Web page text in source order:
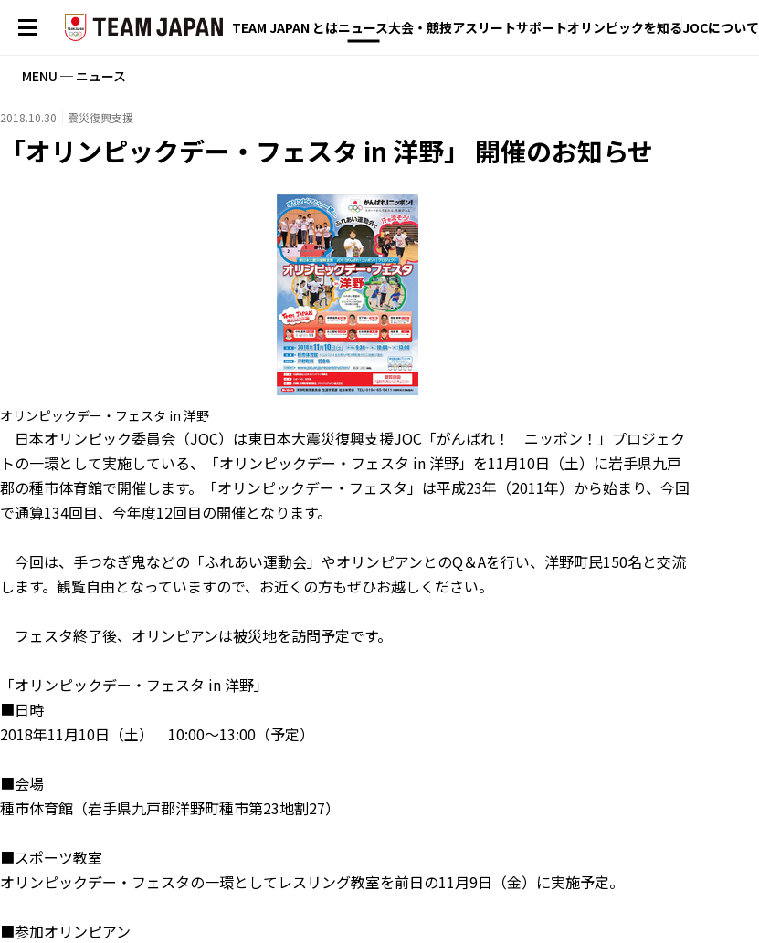
TEAM JAPAN とはニュース大会・競技アスリートサポートオリンピックを知るJOCについて
MENU ─ ニュース
2018.10.30 震災復興支援
「オリンピックデー・フェスタ in 洋野」 開催のお知らせ
オリンピックデー・フェスタ in 洋野
日本オリンピック委員会（JOC）は東日本大震災復興支援JOC「がんばれ！ ニッポン！」プロジェク
トの一環として実施している、「オリンピックデー・フェスタ in 洋野」を11月10日（土）に岩手県九戸
郡の種市体育館で開催します。「オリンピックデー・フェスタ」は平成23年（2011年）から始まり、今回
で通算134回目、今年度12回目の開催となります。
今回は、手つなぎ鬼などの「ふれあい運動会」やオリンピアンとのQ＆Aを行い、洋野町民150名と交流
します。観覧自由となっていますので、お近くの方もぜひお越しください。
フェスタ終了後、オリンピアンは被災地を訪問予定です。
「オリンピックデー・フェスタ in 洋野」
■日時
2018年11月10日（土） 10:00〜13:00（予定）
■会場
種市体育館（岩手県九戸郡洋野町種市第23地割27）
■スポーツ教室
オリンピックデー・フェスタの一環としてレスリング教室を前日の11月9日（金）に実施予定。
■参加オリンピアン